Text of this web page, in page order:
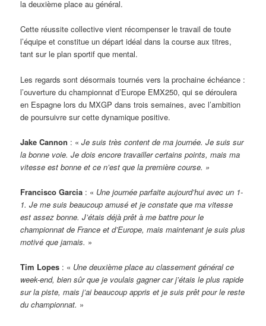
la deuxième place au général.
Cette réussite collective vient récompenser le travail de toute
l’équipe et constitue un départ idéal dans la course aux titres,
tant sur le plan sportif que mental.
Les regards sont désormais tournés vers la prochaine échéance :
l’ouverture du championnat d’Europe EMX250, qui se déroulera
en Espagne lors du MXGP dans trois semaines, avec l’ambition
de poursuivre sur cette dynamique positive.
Jake Cannon : «Je suis très content de ma journée. Je suis sur
la bonne voie. Je dois encore travailler certains points, mais ma
vitesse est bonne et ce n’est que la première course. »
Francisco Garcia : « Une journée parfaite aujourd’hui avec un 1-
1. Je me suis beaucoup amusé et je constate que ma vitesse
est assez bonne. J’étais déjà prêt à me battre pour le
championnat de France et d’Europe, mais maintenant je suis plus
motivé que jamais. »
Tim Lopes : « Une deuxième place au classement général ce
week-end, bien sûr que je voulais gagner car j’étais le plus rapide
sur la piste, mais j’ai beaucoup appris et je suis prêt pour le reste
du championnat. »